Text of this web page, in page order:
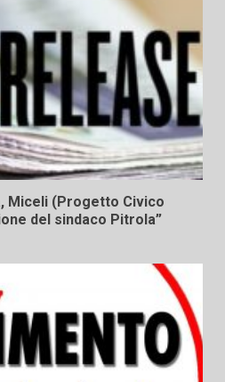
Miceli (Progetto Civico
del sindaco Pitrola”